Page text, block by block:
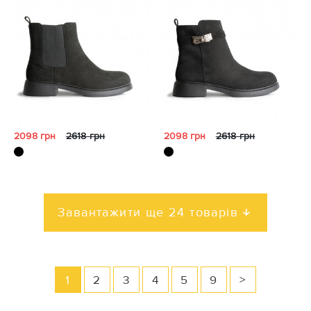
2098 грн 2618 грн 2098 грн 2618 грн
Завантажити ще 24 товарів
1 2 3 4 5 9 >